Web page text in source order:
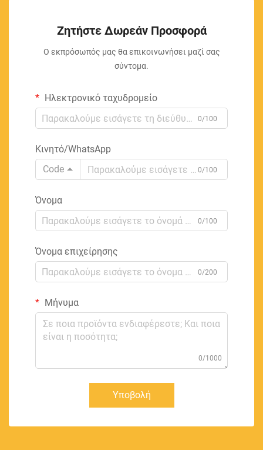
Ζητήστε Δωρεάν Προσφορά
Ο εκπρόσωπός μας θα επικοινωνήσει μαζί σας
σύντομα.
Ηλεκτρονικό ταχυδρομείο
0/100
Κινητό/WhatsApp
Code
0/100
Όνομα
0/100
Όνομα επιχείρησης
0/200
Μήνυμα
0/1000
Υποβολή